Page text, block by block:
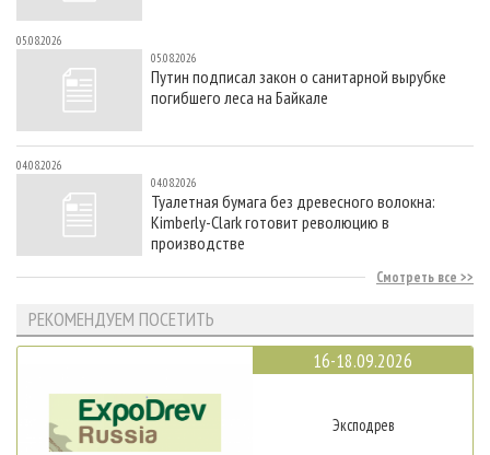
05.08.2026
05.08.2026
Путин подписал закон о санитарной вырубке
погибшего леса на Байкале
04.08.2026
04.08.2026
Туалетная бумага без древесного волокна:
Kimberly-Clark готовит революцию в
производстве
Смотреть все
РЕКОМЕНДУЕМ ПОСЕТИТЬ
16-18.09.2026
Эксподрев